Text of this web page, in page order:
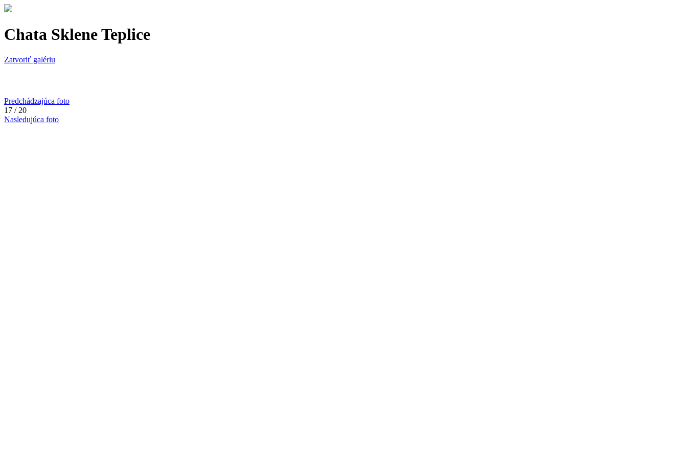
Chata Sklene Teplice
Zatvoriť galériu
Predchádzajúca foto
17 / 20
Nasledujúca foto